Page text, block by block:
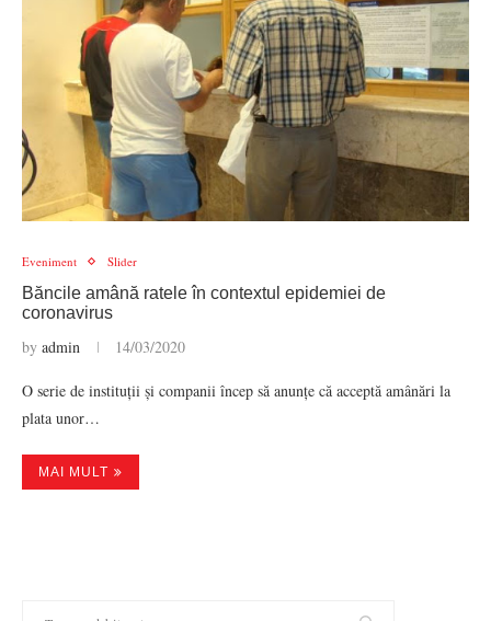
Eveniment Slider
Băncile amână ratele în contextul epidemiei de
coronavirus
by admin 14/03/2020
O serie de instituții și companii încep să anunțe că acceptă amânări la
plata unor…
MAI MULT